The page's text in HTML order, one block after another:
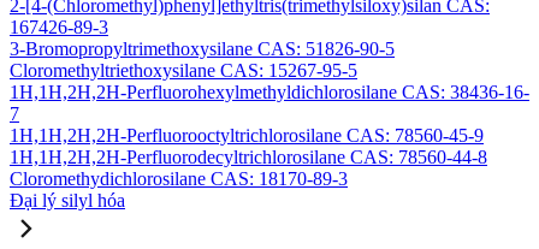
2-[4-(Chloromethyl)phenyl]ethyltris(trimethylsiloxy)silan CAS:
167426-89-3
3-Bromopropyltrimethoxysilane CAS: 51826-90-5
Cloromethyltriethoxysilane CAS: 15267-95-5
1H,1H,2H,2H-Perfluorohexylmethyldichlorosilane CAS: 38436-16-
7
1H,1H,2H,2H-Perfluorooctyltrichlorosilane CAS: 78560-45-9
1H,1H,2H,2H-Perfluorodecyltrichlorosilane CAS: 78560-44-8
Cloromethydichlorosilane CAS: 18170-89-3
Đại lý silyl hóa